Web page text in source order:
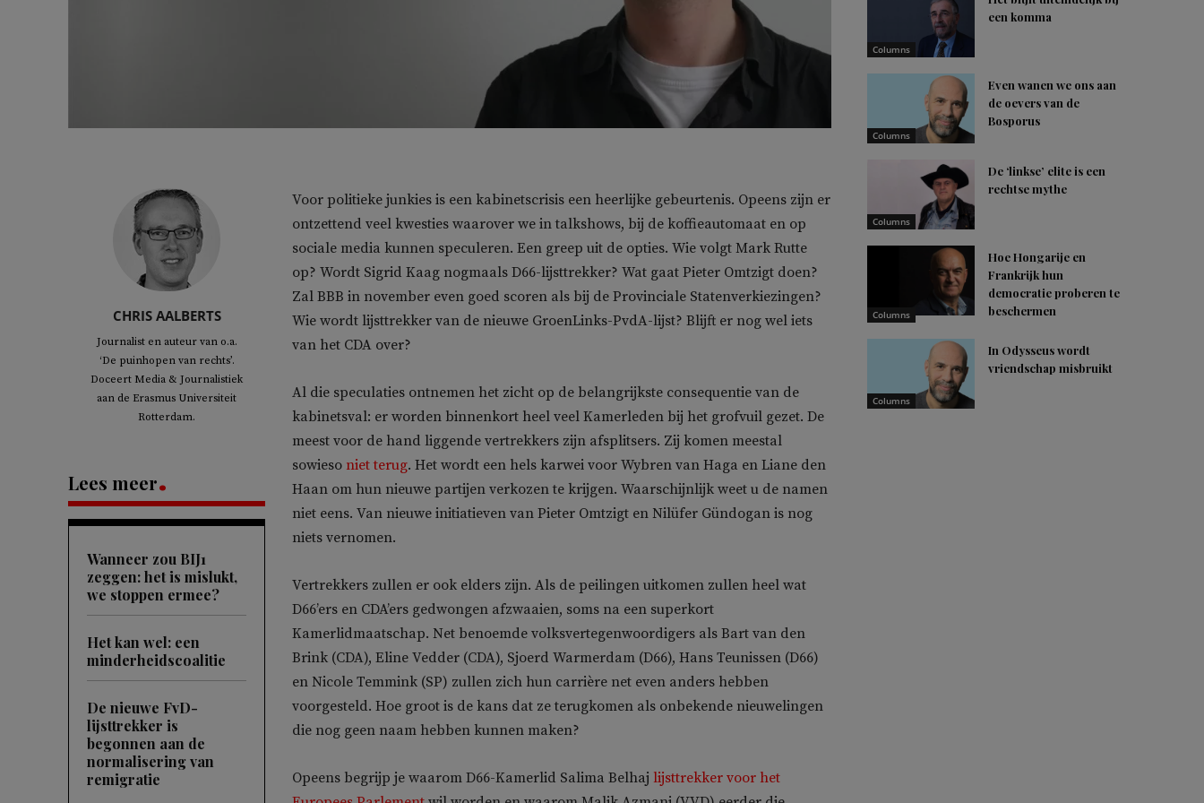
CHRIS AALBERTS
Journalist en auteur van o.a.
‘De puinhopen van rechts’.
Doceert Media & Journalistiek
aan de Erasmus Universiteit
Rotterdam.
Lees meer
Wanneer zou BIJ1
zeggen: het is mislukt,
we stoppen ermee?
Het kan wel: een
minderheidscoalitie
De nieuwe FvD-
lijsttrekker is
begonnen aan de
normalisering van
remigratie
Voor politieke junkies is een kabinetscrisis een heerlijke gebeurtenis. Opeens zijn er
ontzettend veel kwesties waarover we in talkshows, bij de koffieautomaat en op
sociale media kunnen speculeren. Een greep uit de opties. Wie volgt Mark Rutte
op? Wordt Sigrid Kaag nogmaals D66-lijsttrekker? Wat gaat Pieter Omtzigt doen?
Zal BBB in november even goed scoren als bij de Provinciale Statenverkiezingen?
Wie wordt lijsttrekker van de nieuwe GroenLinks-PvdA-lijst? Blijft er nog wel iets
van het CDA over?
Al die speculaties ontnemen het zicht op de belangrijkste consequentie van de
kabinetsval: er worden binnenkort heel veel Kamerleden bij het grofvuil gezet. De
meest voor de hand liggende vertrekkers zijn afsplitsers. Zij komen meestal
sowieso niet terug. Het wordt een hels karwei voor Wybren van Haga en Liane den
Haan om hun nieuwe partijen verkozen te krijgen. Waarschijnlijk weet u de namen
niet eens. Van nieuwe initiatieven van Pieter Omtzigt en Nilüfer Gündogan is nog
niets vernomen.
Vertrekkers zullen er ook elders zijn. Als de peilingen uitkomen zullen heel wat
D66’ers en CDA’ers gedwongen afzwaaien, soms na een superkort
Kamerlidmaatschap. Net benoemde volksvertegenwoordigers als Bart van den
Brink (CDA), Eline Vedder (CDA), Sjoerd Warmerdam (D66), Hans Teunissen (D66)
en Nicole Temmink (SP) zullen zich hun carrière net even anders hebben
voorgesteld. Hoe groot is de kans dat ze terugkomen als onbekende nieuwelingen
die nog geen naam hebben kunnen maken?
Opeens begrijp je waarom D66-Kamerlid Salima Belhaj lijsttrekker voor het
Columns
een komma
Columns
Even wanen we ons aan
de oevers van de
Bosporus
Columns
De ‘linkse’ elite is een
rechtse mythe
Columns
Hoe Hongarije en
Frankrijk hun
democratie proberen te
beschermen
Columns
In Odysseus wordt
vriendschap misbruikt